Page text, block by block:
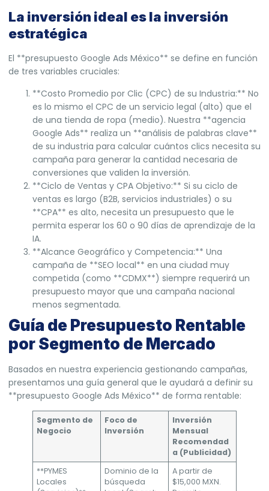
La inversión ideal es la inversión
estratégica
El **presupuesto Google Ads México** se define en función
de tres variables cruciales:
**Costo Promedio por Clic (CPC) de su Industria:** No
es lo mismo el CPC de un servicio legal (alto) que el
de una tienda de ropa (medio). Nuestra **agencia
Google Ads** realiza un **análisis de palabras clave**
de su industria para calcular cuántos clics necesita su
campaña para generar la cantidad necesaria de
conversiones que validen la inversión.
**Ciclo de Ventas y CPA Objetivo:** Si su ciclo de
ventas es largo (B2B, servicios industriales) o su
**CPA** es alto, necesita un presupuesto que le
permita esperar los 60 o 90 días de aprendizaje de la
IA.
**Alcance Geográfico y Competencia:** Una
campaña de **SEO local** en una ciudad muy
competida (como **CDMX**) siempre requerirá un
presupuesto mayor que una campaña nacional
menos segmentada.
Guía de Presupuesto Rentable
por Segmento de Mercado
Basados en nuestra experiencia gestionando campañas,
presentamos una guía general que le ayudará a definir su
**presupuesto Google Ads México** de forma rentable:
Segmento de
Negocio
Foco de
Inversión
Inversión
Mensual
Recomendad
a (Publicidad)
**PYMES
Locales
Dominio de la
búsqueda
A partir de
$15,000 MXN.